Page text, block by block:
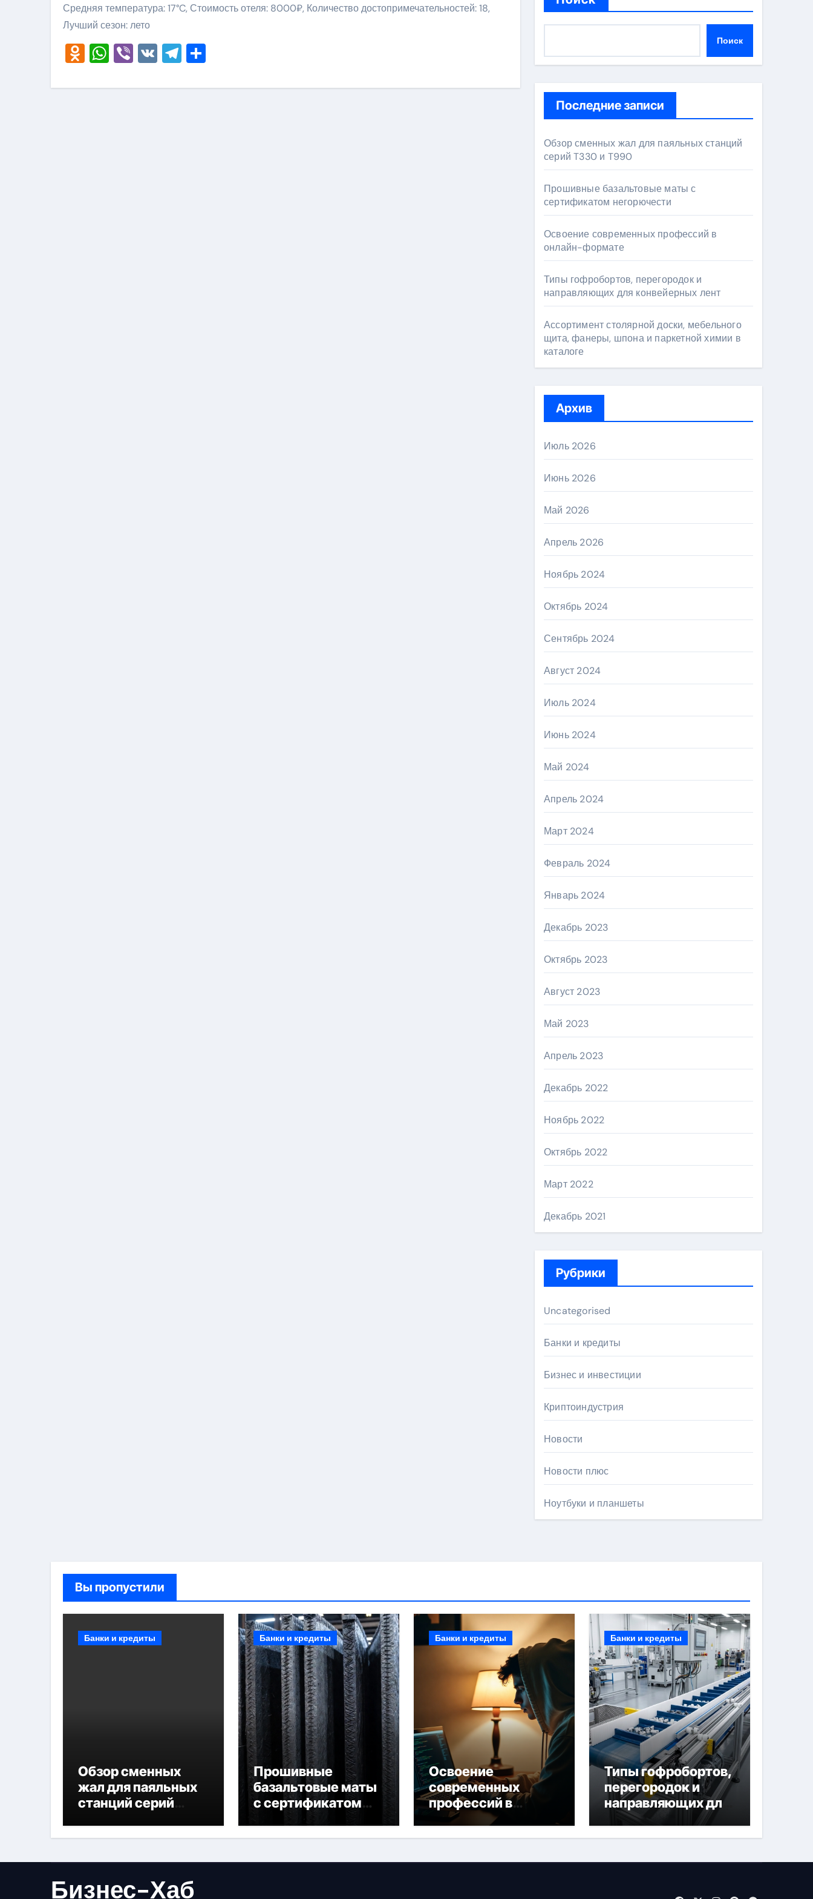
Средняя температура: 17°C, Стоимость отеля: 8000₽, Количество достопримечательностей: 18,
Лучший сезон: лето
Odnoklassniki
WhatsApp
Viber
VKTelegram Поиск
Последние записи
Обзор сменных жал для паяльных станций
серий T330 и T990
Прошивные базальтовые маты с
сертификатом негорючести
Освоение современных профессий в
онлайн-формате
Типы гофробортов, перегородок и
направляющих для конвейерных лент
Ассортимент столярной доски, мебельного
щита, фанеры, шпона и паркетной химии в
каталоге
Архив
Июль 2026
Июнь 2026
Май 2026
Апрель 2026
Ноябрь 2024
Октябрь 2024
Сентябрь 2024
Август 2024
Июль 2024
Июнь 2024
Май 2024
Апрель 2024
Март 2024
Февраль 2024
Январь 2024
Декабрь 2023
Октябрь 2023
Август 2023
Май 2023
Апрель 2023
Декабрь 2022
Ноябрь 2022
Октябрь 2022
Март 2022
Декабрь 2021
Рубрики
Uncategorised
Банки и кредиты
Бизнес и инвестиции
Криптоиндустрия
Новости
Новости плюс
Ноутбуки и планшеты
Вы пропустили
Банки и кредиты
Обзор сменных
жал для паяльных
станций серий
Банки и кредиты
Прошивные
базальтовые маты
с сертификатом
негорючести
Банки и кредиты
Освоение
современных
профессий в
онлайн-формате
Банки и кредиты
Типы гофробортов,
перегородок и
направляющих для
конвейерных лент
Бизнес-Хаб